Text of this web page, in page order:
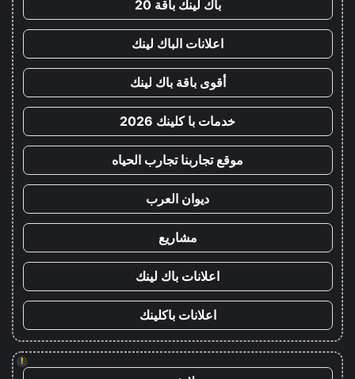
باك لينك باقة 20
اعلانات الباك لينك
أقوى باقة باك لينك
خدمات با كلينك 2026
موقع تجاربنا تجارب الحياه
ديوان العرب
مشاريع
اعلانات باك لينك
اعلانات باكلينك
!